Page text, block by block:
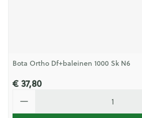
Bota Ortho Df+baleinen 1000 Sk N6
€ 37,80